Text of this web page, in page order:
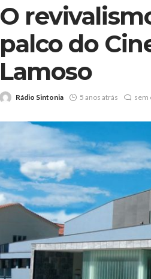
O
palco do
Lamoso
Rádio Sintonia 5 anos atrás sem
Volta a
o primeiro
Beeceler
no prólogo
Rádio Sintonia